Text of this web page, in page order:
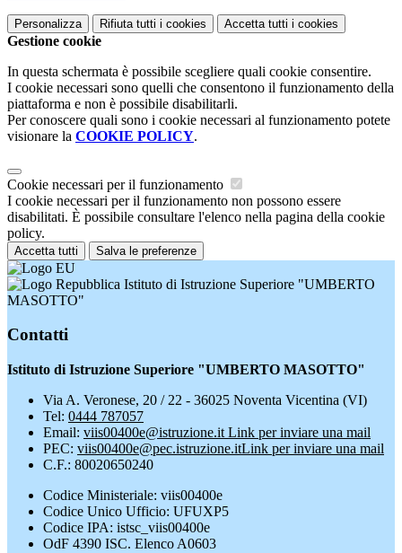
Personalizza Rifiuta tutti i cookies Accetta tutti i cookies
Gestione cookie
In questa schermata è possibile scegliere quali cookie consentire.
I cookie necessari sono quelli che consentono il funzionamento della
piattaforma e non è possibile disabilitarli.
Per conoscere quali sono i cookie necessari al funzionamento potete
visionare la COOKIE POLICY.
Cookie necessari per il funzionamento
I cookie necessari per il funzionamento non possono essere
disabilitati. È possibile consultare l'elenco nella pagina della cookie
policy.
Accetta tutti Salva le preferenze
Istituto di Istruzione Superiore "UMBERTO
MASOTTO"
Contatti
Istituto di Istruzione Superiore "UMBERTO MASOTTO"
Via A. Veronese, 20 / 22 - 36025 Noventa Vicentina (VI)
Tel: 0444 787057
Email: viis00400e@istruzione.it Link per inviare una mail
PEC: viis00400e@pec.istruzione.itLink per inviare una mail
C.F.: 80020650240
Codice Ministeriale: viis00400e
Codice Unico Ufficio: UFUXP5
Codice IPA: istsc_viis00400e
OdF 4390 ISC. Elenco A0603